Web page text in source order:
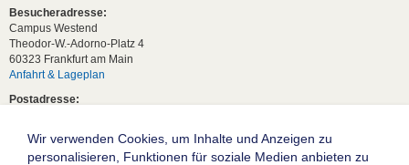
Besucheradresse:
Campus Westend
Theodor-W.-Adorno-Platz 4
60323 Frankfurt am Main
Anfahrt & Lageplan
Postadresse:
Studentische Anfragen:
studium[at]wiwi.uni-frankfurt[dot]de
Wir verwenden Cookies, um Inhalte und Anzeigen zu
personalisieren, Funktionen für soziale Medien anbieten zu